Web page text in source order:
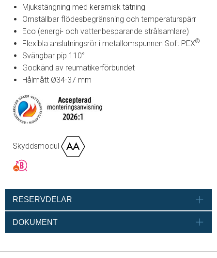
Mjukstängning med keramisk tätning
Omställbar flödesbegränsning och temperaturspärr
Eco (energi- och vattenbesparande strålsamlare)
Flexibla anslutningsrör i metallomspunnen Soft PEX®
Svängbar pip 110°
Godkänd av reumatikerförbundet
Hålmått Ø34-37 mm
Skyddsmodul
RESERVDELAR
DOKUMENT